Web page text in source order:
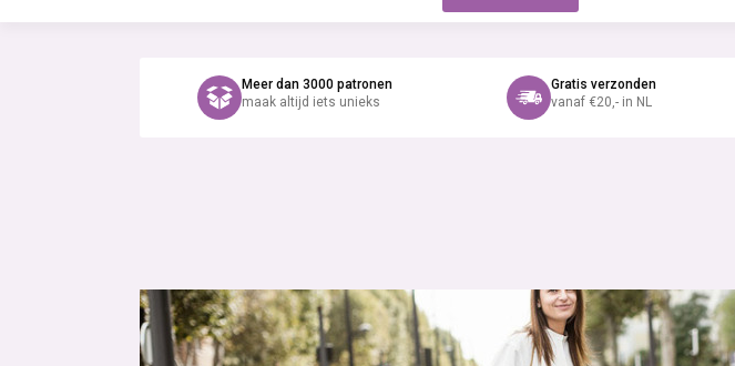
Meer dan 3000 patronen
maak altijd iets unieks
Gratis verzonden
vanaf €20,- in NL